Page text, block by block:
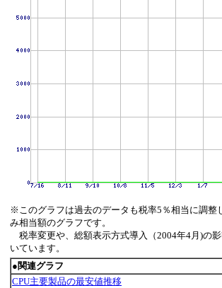
※このグラフは過去のデータも税率5％相当に調整
み相当額のグラフです。
税率変更や、総額表示方式導入（2004年4月)の
いています。
●関連グラフ
CPU主要製品の最安値推移